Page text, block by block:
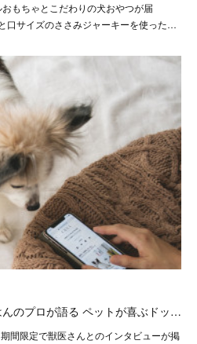
もちゃとこだわりの犬おやつが届
口サイズのささみジャーキーを使った…
のプロが語る ペットが喜ぶドッ…
間限定で獣医さんとのインタビューが掲